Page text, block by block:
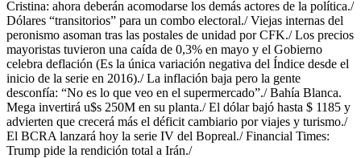
Cristina: ahora deberán acomodarse los demás actores de la política./
Dólares “transitorios” para un combo electoral./ Viejas internas del
peronismo asoman tras las postales de unidad por CFK./ Los precios
mayoristas tuvieron una caída de 0,3% en mayo y el Gobierno
celebra deflación (Es la única variación negativa del Índice desde el
inicio de la serie en 2016)./ La inflación baja pero la gente
desconfía: “No es lo que veo en el supermercado”./ Bahía Blanca.
Mega invertirá u$s 250M en su planta./ El dólar bajó hasta $ 1185 y
advierten que crecerá más el déficit cambiario por viajes y turismo./
El BCRA lanzará hoy la serie IV del Bopreal./ Financial Times:
Trump pide la rendición total a Irán./